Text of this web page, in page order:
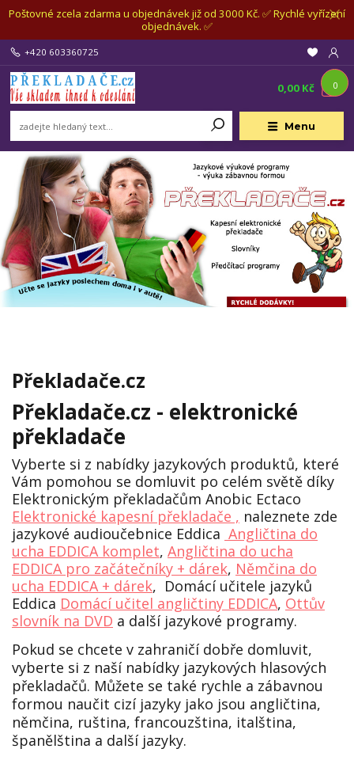
Poštovné zcela zdarma u objednávek již od 3000 Kč. ✅ Rychlé vyřízení
objednávek. ✅
Menu
+420 603360725
0
0,00 Kč
Překladače.cz
Překladače.cz - elektronické
překladače
Vyberte si z nabídky jazykových produktů, které
Vám pomohou se domluvit po celém světě díky
Elektronickým překladačům Anobic Ectaco
Elektronické kapesní překladače , naleznete zde
jazykové audioučebnice Eddica Angličtina do
ucha EDDICA komplet, Angličtina do ucha
EDDICA pro začátečníky + dárek, Němčina do
ucha EDDICA + dárek, Domácí učitele jazyků
Eddica Domácí učitel angličtiny EDDICA, Ottův
slovník na DVD a další jazykové programy.
Pokud se chcete v zahraničí dobře domluvit,
vyberte si z naší nabídky jazykových hlasových
překladačů. Můžete se také rychle a zábavnou
formou naučit cizí jazyky jako jsou angličtina,
němčina, ruština, francouzština, italština,
španělština a další jazyky.